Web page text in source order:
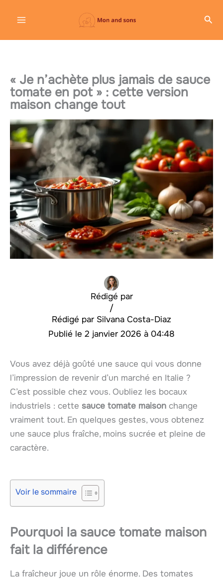
« Je n’achète plus jamais de sauce
tomate en pot » : cette version
maison change tout
Rédigé par
Silvana Costa-Diaz
/
2 janvier 2026 à 04:48
Vous avez déjà goûté une sauce qui vous donne
l’impression de revenir d’un marché en Italie ?
C’est possible chez vous. Oubliez les bocaux
industriels : cette sauce tomate maison change
vraiment tout. En quelques gestes, vous obtenez
une sauce plus fraîche, moins sucrée et pleine de
caractère.
Voir le sommaire
Pourquoi la sauce tomate maison
fait la différence
La fraîcheur joue un rôle énorme. Des tomates